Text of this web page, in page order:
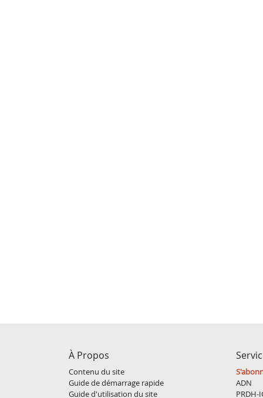
À Propos
Contenu du site
Guide de démarrage rapide
Guide d'utilisation du site
ADN
PRDH-